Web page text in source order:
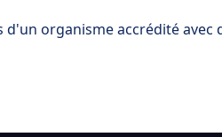
organisme accrédité avec